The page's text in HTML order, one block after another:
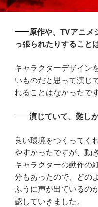
原作や、TVアニメ
っ張られたりすること
キャラクターデザイン
いものだと思って演じ
れることはなかったです
演じていて、難し
良い環境をつくってく
やすかったですが、動
キャラクターの動作の
分もあったので、どの
ふうに声が出ているの
認していきました。